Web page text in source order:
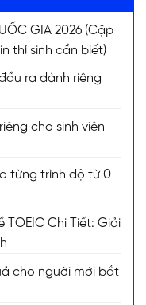
GIA 2026 (Cập
thí sinh cần biết)
ra dành riêng
cho sinh viên
từng trình độ từ 0
Chi Tiết: Giải
cho người mới bắt